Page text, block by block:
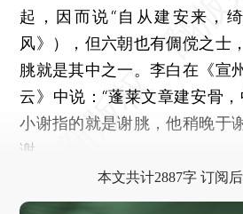
起，因而说“自从建安来，
风》），但六朝也有倜傥之士
朓就是其中之一。李白在《宣
云》中说：“蓬莱文章建安骨，
小谢指的就是谢朓，他稍晚于
谢。
本文共计2887字 订阅